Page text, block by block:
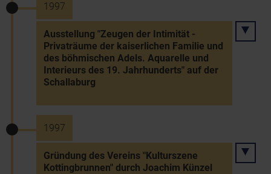
1997
Ausstellung "Zeugen der Intimität -
Privaträume der kaiserlichen Familie und
des böhmischen Adels. Aquarelle und
Interieurs des 19. Jahrhunderts" auf der
Schallaburg
1997
Gründung des Vereins "Kulturszene
Kottingbrunnen" durch Joachim Künzel